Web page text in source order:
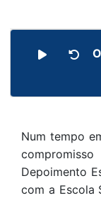
Num tempo
Depoimento
com a Escola